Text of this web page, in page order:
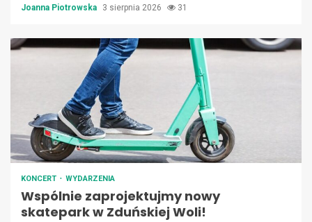
Joanna Piotrowska 3 sierpnia 2026 31
KONCERT WYDARZENIA
Wspólnie zaprojektujmy nowy
skatepark w Zduńskiej Woli!